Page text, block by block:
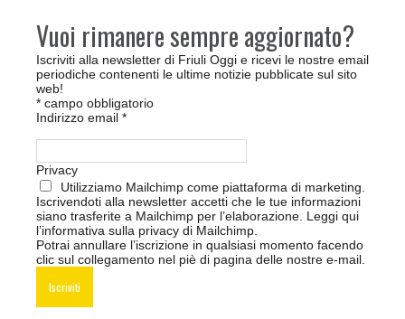
Vuoi rimanere sempre aggiornato?
Iscriviti alla newsletter di Friuli Oggi e ricevi le nostre email
periodiche contenenti le ultime notizie pubblicate sul sito
web!
* campo obbligatorio
Indirizzo email *
Privacy
Utilizziamo Mailchimp come piattaforma di marketing.
Iscrivendoti alla newsletter accetti che le tue informazioni
siano trasferite a Mailchimp per l’elaborazione. Leggi qui
l’informativa sulla privacy di Mailchimp
Potrai annullare l’iscrizione in qualsiasi momento facendo
clic sul collegamento nel piè di pagina delle nostre e-mail.